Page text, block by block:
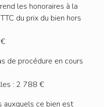
les honoraires à la
du prix du bien hors
de procédure en cours
: 2 788 €
auxquels ce bien est